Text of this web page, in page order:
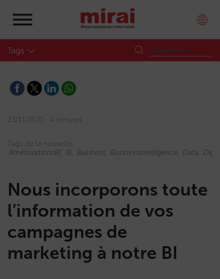
Tags
23/11/2021 4 minutes
Tags de la nouvelle:
AméliorationsBI
Bi Business Businessintelligence Data
Nous incorporons toute
l’information de vos
campagnes de
marketing à notre BI